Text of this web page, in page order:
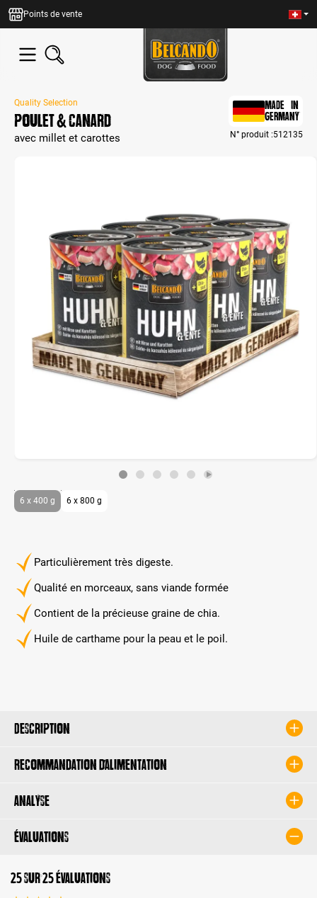
principal
Points de vente
Quality Selection
Poulet & canard
avec millet et carottes
MADE IN
GERMANY
N° produit :512135
Particulièrement très digeste.
Qualité en morceaux, sans viande formée
Contient de la précieuse graine de chia.
Huile de carthame pour la peau et le poil.
6 x 400 g 6 x 800 g
Description
Recommandation d’alimentation
Analyse
Évaluations
25 sur 25 évaluations